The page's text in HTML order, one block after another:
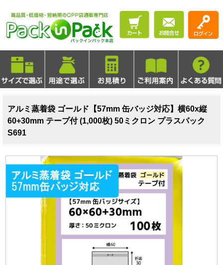
アルミ蒸着袋 ゴールド【57mm 缶バッジ対応】横60x縦
60+30mm テープ付 (1,000枚) 50ミクロン プラスパック
S691